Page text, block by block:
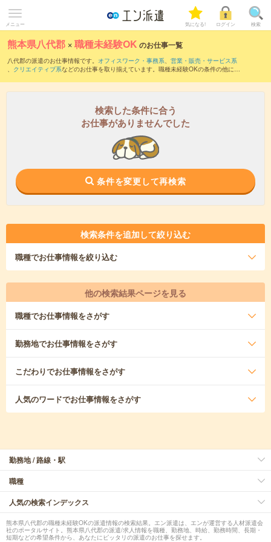
メニュー 気になる! ログイン 検索
熊本県八代郡 ×職種未経験OK のお仕事一覧
八代郡の派遣のお仕事情報です。 オフィスワーク・事務系、 営業・販売・サービス系
、 クリエイティブ系などのお仕事を取り揃えています。職種未経験OKの条件の他に、
検索した条件に合う
お仕事がありませんでした
条件を変更して再検索
検索条件を追加して絞り込む
職種でお仕事情報を絞り込む
他の検索結果ページを見る
職種でお仕事情報をさがす
勤務地でお仕事情報をさがす
こだわりでお仕事情報をさがす
人気のワードでお仕事情報をさがす
勤務地 / 路線・駅
職種
人気の検索インデックス
熊本県八代郡の職種未経験OKの派遣情報の検索結果。エン派遣は、エンが運営する人材派遣会
社のポータルサイト。熊本県八代郡の派遣/求人情報を職種、勤務地、時給、勤務時間、長期・
短期などの希望条件から、あなたにピッタリの派遣のお仕事を探せます。